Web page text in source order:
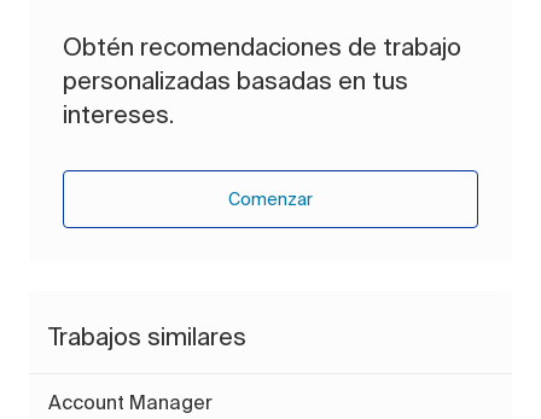
Obtén recomendaciones de trabajo
personalizadas basadas en tus
intereses.
Comenzar
Trabajos similares
Account Manager